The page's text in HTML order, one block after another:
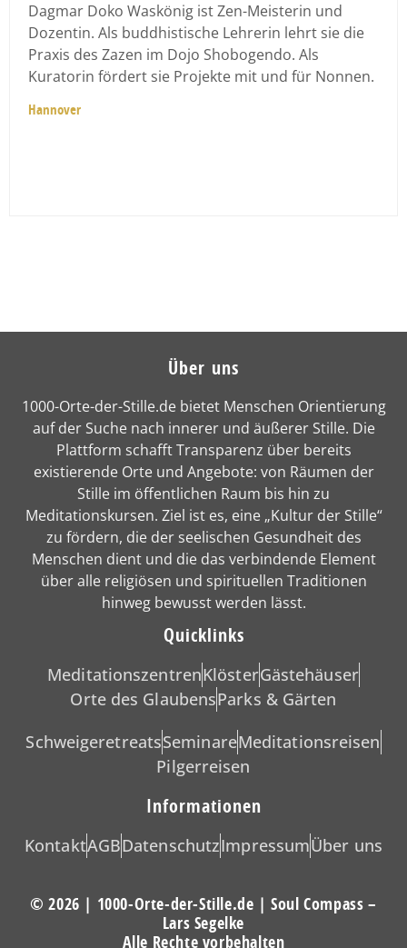
Dagmar Doko Waskönig ist Zen-Meisterin und
Dozentin. Als buddhistische Lehrerin lehrt sie die
Praxis des Zazen im Dojo Shobogendo. Als
Kuratorin fördert sie Projekte mit und für Nonnen.
Hannover
Über uns
1000-Orte-der-Stille.de bietet Menschen Orientierung
auf der Suche nach innerer und äußerer Stille. Die
Plattform schafft Transparenz über bereits
existierende Orte und Angebote: von Räumen der
Stille im öffentlichen Raum bis hin zu
Meditationskursen. Ziel ist es, eine „Kultur der Stille“
zu fördern, die der seelischen Gesundheit des
Menschen dient und die das verbindende Element
über alle religiösen und spirituellen Traditionen
hinweg bewusst werden lässt.
Quicklinks
MeditationszentrenKlösterGästehäuser
Orte des GlaubensParks & Gärten
SchweigeretreatsSeminareMeditationsreisen
Pilgerreisen
Informationen
KontaktAGBDatenschutzImpressumÜber uns
© 2026 | 1000-Orte-der-Stille.de | Soul Compass –
Lars Segelke
Alle Rechte vorbehalten